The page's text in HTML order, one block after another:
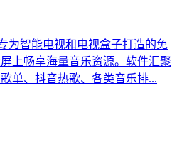
为智能电视和电视盒子打造的免
上畅享海量音乐资源。软件汇聚
单、抖音热歌、各类音乐排...